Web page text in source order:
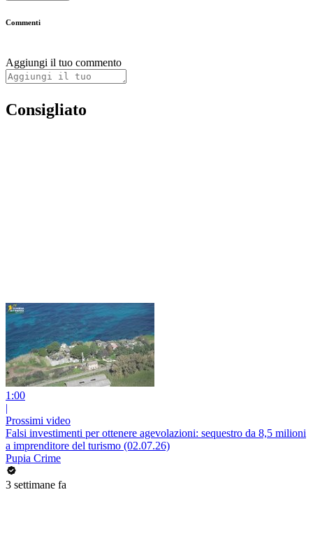
Commenti
Aggiungi il tuo commento
Consigliato
1:00
|
Prossimi video
Falsi investimenti per ottenere agevolazioni: sequestro da 8,5 milioni
a imprenditore del turismo (02.07.26)
Pupia Crime
3 settimane fa